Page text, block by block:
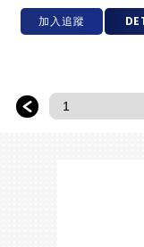
加入追蹤
＜